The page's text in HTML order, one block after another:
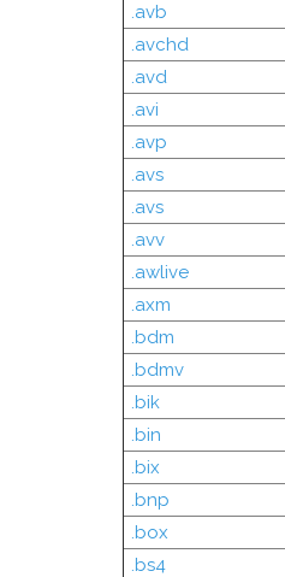
.avb
.avchd
.avd
.avi
.avp
.avs
.avs
.avv
.awlive
.axm
.bdm
.bdmv
.bik
.bin
.bix
.bnp
.box
.bs4